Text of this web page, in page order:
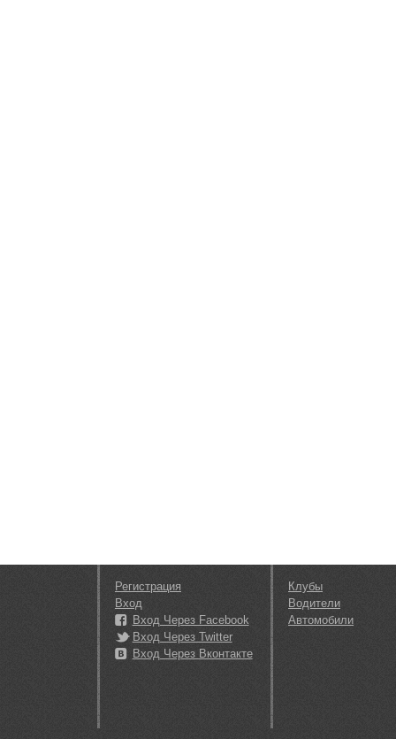
Регистрация
Вход
Вход Через Facebook
Вход Через Twitter
Вход Через Вконтакте
Клубы
Водители
Автомобили